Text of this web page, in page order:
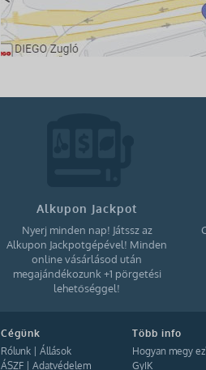
Alkupon Jackpot
Nyerj minden nap! Játssz az
Alkupon Jackpotgépével! Minden
online vásárlásod után
megajándékozunk +1 pörgetési
lehetőséggel!
Cégünk
Rólunk
Állások
ÁSZF
Adatvédelem
Több info
Hogyan megy
GyIK